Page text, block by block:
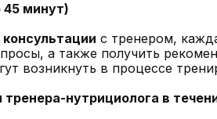
45 минут)
с тренером,
а также получить
возникнуть в процессе
нутрициолога в